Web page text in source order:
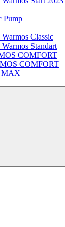
Pump
Classic
Standart
COMFORT
COMFORT
MAX